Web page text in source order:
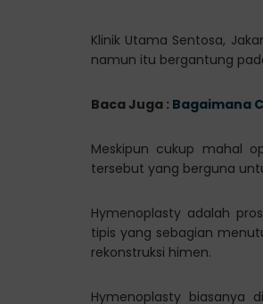
Klinik Utama Sentosa,
namun itu bergantung
Baca Juga : Bagaimana
Meskipun cukup mahal
tersebut yang berguna
Hymenoplasty adalah
tipis yang sebagian
rekonstruksi himen.
Hymenoplasty biasanya